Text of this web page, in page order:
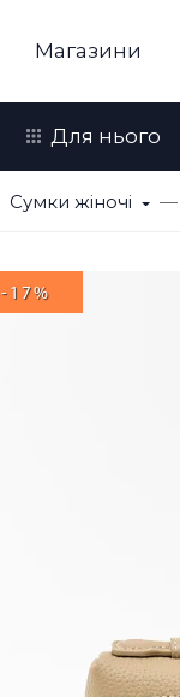
Магазини
Для нього
Сумки жіночі
-17%